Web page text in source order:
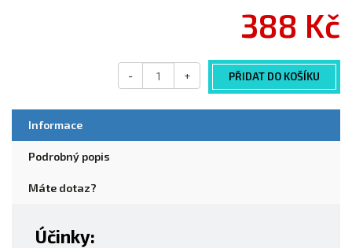
388 Kč
PŘIDAT DO KOŠÍKU
- +
Informace
Podrobný popis
Máte dotaz?
Účinky: